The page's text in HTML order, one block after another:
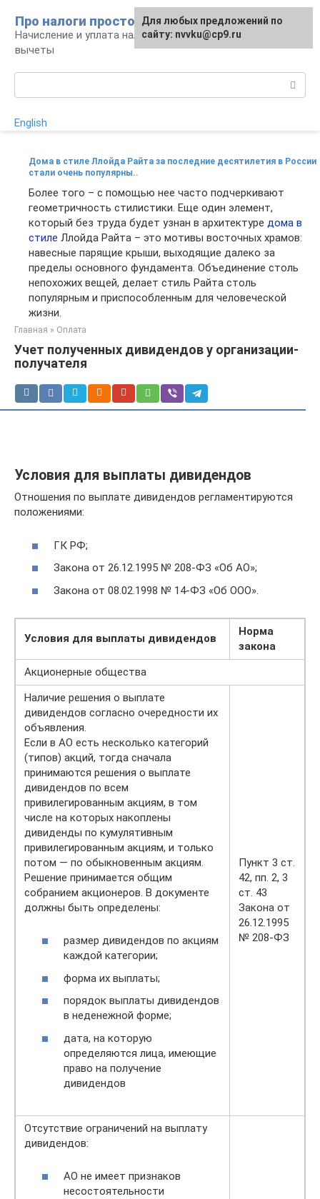
контенту
Про налоги просто
Начисление и уплата налогов, налоговые
вычеты
English
Дома в стиле Ллойда Райта за последние десятилетия в России
стали очень популярны..
Более того – с помощью нее часто подчеркивают
геометричность стилистики. Еще один элемент,
который без труда будет узнан в архитектуре дома в
стиле Ллойда Райта – это мотивы восточных храмов:
навесные парящие крыши, выходящие далеко за
пределы основного фундамента. Объединение столь
непохожих вещей, делает стиль Райта столь
популярным и приспособленным для человеческой
жизни.
Главная » Оплата
Учет полученных дивидендов у организации-
получателя
Условия для выплаты дивидендов
Отношения по выплате дивидендов регламентируются
положениями:
ГК РФ;
Закона от 26.12.1995 № 208-ФЗ «Об АО»;
Закона от 08.02.1998 № 14-ФЗ «Об ООО».
Условия для выплаты дивидендов
Норма
закона
Акционерные общества
Наличие решения о выплате
дивидендов согласно очередности их
объявления.
Если в АО есть несколько категорий
(типов) акций, тогда сначала
принимаются решения о выплате
дивидендов по всем
привилегированным акциям, в том
числе на которых накоплены
дивиденды по кумулятивным
привилегированным акциям, и только
потом — по обыкновенным акциям.
Решение принимается общим
собранием акционеров. В документе
должны быть определены:
размер дивидендов по акциям
каждой категории;
форма их выплаты;
порядок выплаты дивидендов
в неденежной форме;
дата, на которую
определяются лица, имеющие
право на получение
дивидендов
Пункт 3 ст.
42, пп. 2, 3
ст. 43
Закона от
26.12.1995
№ 208-ФЗ
Отсутствие ограничений на выплату
дивидендов:
АО не имеет признаков
несостоятельности
Для любых предложений по
сайту: nvvku@cp9.ru